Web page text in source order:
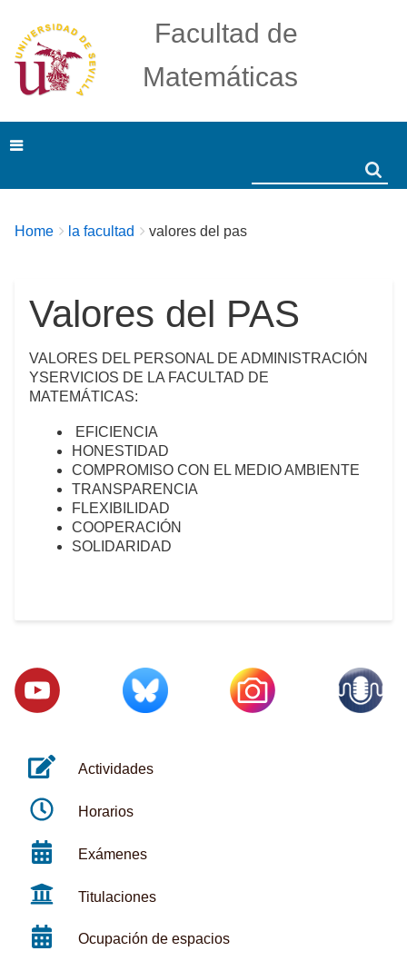
Facultad de
Matemáticas
Breadcrumbs
You
Home la facultad valores del pas
Valores del PAS
VALORES DEL PERSONAL DE ADMINISTRACIÓN
YSERVICIOS DE LA FACULTAD DE
MATEMÁTICAS:
EFICIENCIA
HONESTIDAD
COMPROMISO CON EL MEDIO AMBIENTE
TRANSPARENCIA
FLEXIBILIDAD
COOPERACIÓN
SOLIDARIDAD
Actividades
Horarios
Exámenes
Titulaciones
Ocupación de espacios